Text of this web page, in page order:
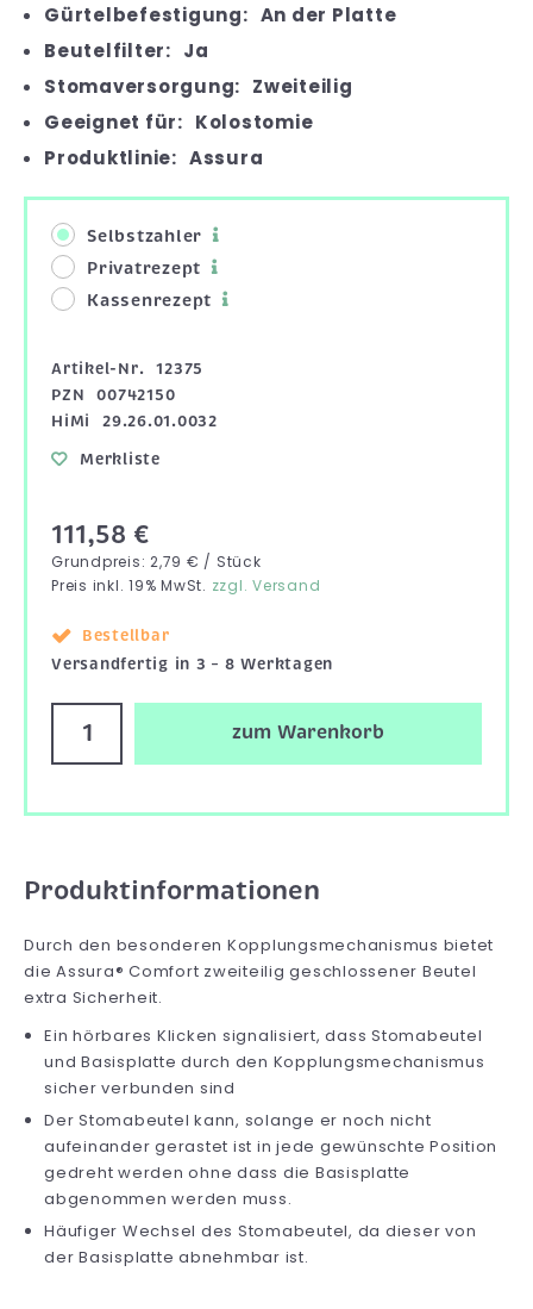
Gürtelbefestigung: An der Platte
Beutelfilter: Ja
Stomaversorgung: Zweiteilig
Geeignet für: Kolostomie
Produktlinie: Assura
Selbstzahler
Privatrezept
Kassenrezept
Artikel-Nr.
12375
PZN
00742150
HiMi
29.26.01.0032
Merkliste
111,58 €
Grundpreis: 2,79 € / Stück
Preis inkl. 19% MwSt. zzgl. Versand
Bestellbar
Versandfertig in 3 – 8 Werktagen
zum Warenkorb
Produktinformationen
Durch den besonderen Kopplungsmechanismus bietet
die Assura® Comfort zweiteilig geschlossener Beutel
extra Sicherheit.
Ein hörbares Klicken signalisiert, dass Stomabeutel
und Basisplatte durch den Kopplungsmechanismus
sicher verbunden sind
Der Stomabeutel kann, solange er noch nicht
aufeinander gerastet ist in jede gewünschte Position
gedreht werden ohne dass die Basisplatte
abgenommen werden muss.
Häufiger Wechsel des Stomabeutel, da dieser von
der Basisplatte abnehmbar ist.